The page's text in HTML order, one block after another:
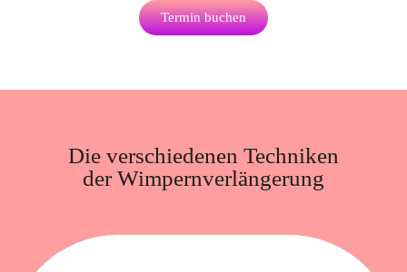
Termin buchen
Die verschiedenen Techniken
der Wimpernverlängerung